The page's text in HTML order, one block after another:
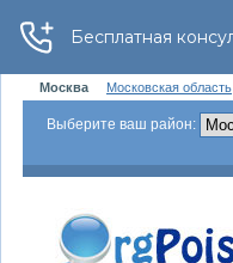
Москва Московская область
Выберите ваш район: